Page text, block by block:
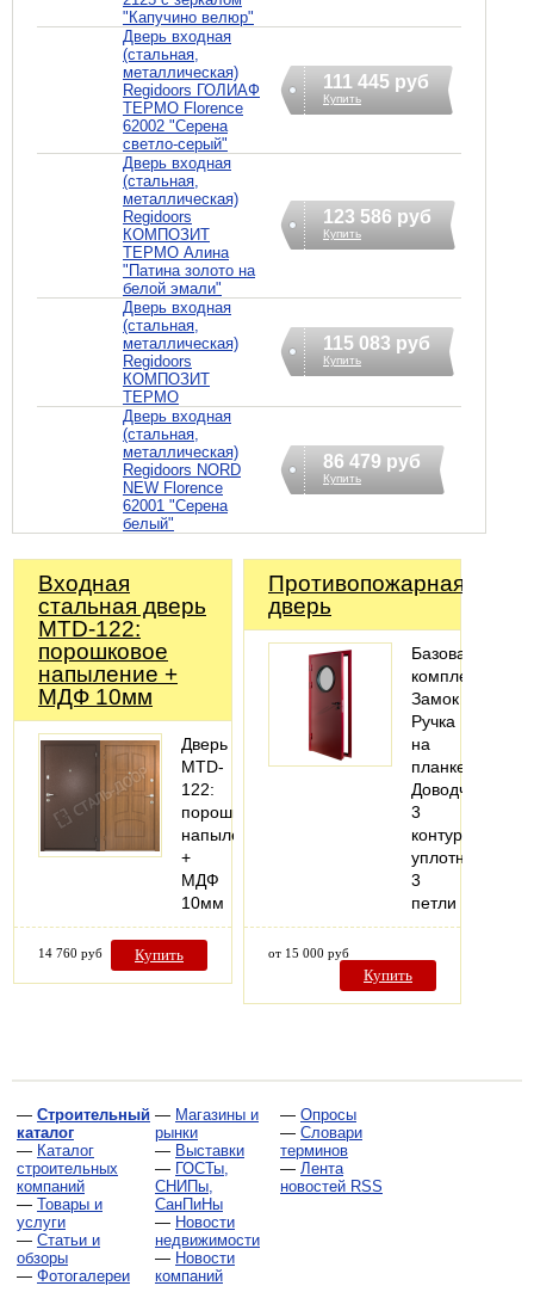
"Капучино велюр"
Дверь входная
(стальная,
металлическая)
Regidoors ГОЛИАФ
ТЕРМО Florence
62002 "Серена
светло-серый"
111 445 руб
Купить
Дверь входная
(стальная,
металлическая)
Regidoors
КОМПОЗИТ
ТЕРМО Алина
"Патина золото на
белой эмали"
123 586 руб
Купить
Дверь входная
(стальная,
металлическая)
Regidoors
КОМПОЗИТ
ТЕРМО
115 083 руб
Купить
Дверь входная
(стальная,
металлическая)
Regidoors NORD
NEW Florence
62001 "Серена
белый"
86 479 руб
Купить
Входная
стальная дверь
MTD-122:
порошковое
напыление +
МДФ 10мм
Дверь
MTD-
122:
порошковое
напыление
+
МДФ
10мм
14 760 руб Купить
Противопожарная
дверь
Базовая
комплектация:
Замок
Ручка
на
планке
Доводчик
3
контура
уплотнения
3
петли
от 15 000 руб
Купить
— Строительный
каталог
— Каталог
строительных
компаний
— Товары и
услуги
— Статьи и
обзоры
— Фотогалереи
— Магазины и
рынки
— Выставки
— ГОСТы,
СНИПы,
СанПиНы
— Новости
недвижимости
— Новости
компаний
— Опросы
— Словари
терминов
— Лента
новостей RSS